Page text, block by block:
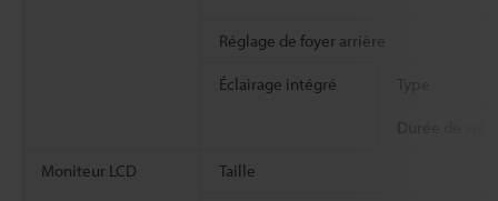
Réglage de foyer arrière
Éclairage intégré Type
Moniteur LCD Taille